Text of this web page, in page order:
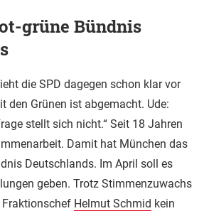
grüne Bündnis
die SPD dagegen schon klar vor
den Grünen ist abgemacht. Ude:
stellt sich nicht.“ Seit 18 Jahren
Damit hat München das
Deutschlands. Im April soll es
geben. Trotz Stimmenzuwachs
Fraktionschef Helmut Schmid kein